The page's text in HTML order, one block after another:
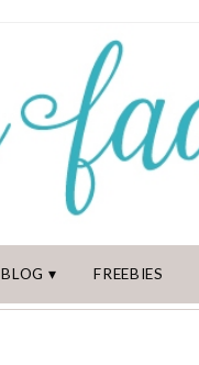
BLOG FREEBIES